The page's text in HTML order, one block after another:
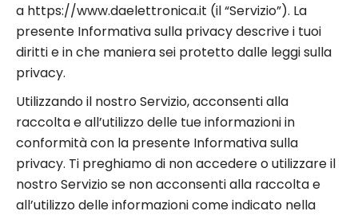
a https://www.daelettronica.it (il “Servizio”). La
presente Informativa sulla privacy descrive i tuoi
diritti e in che maniera sei protetto dalle leggi sulla
privacy.
Utilizzando il nostro Servizio, acconsenti alla
raccolta e all’utilizzo delle tue informazioni in
conformità con la presente Informativa sulla
privacy. Ti preghiamo di non accedere o utilizzare il
nostro Servizio se non acconsenti alla raccolta e
all’utilizzo delle informazioni come indicato nella